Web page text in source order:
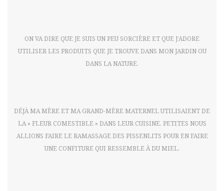
ON VA DIRE QUE JE SUIS UN PEU SORCIÈRE ET QUE J’ADORE
UTILISER LES PRODUITS QUE JE TROUVE DANS MON JARDIN OU
DANS LA NATURE.
DÉJÀ MA MÈRE ET MA GRAND-MÈRE MATERNEL UTILISAIENT DE
LA » FLEUR COMESTIBLE » DANS LEUR CUISINE. PETITES NOUS
ALLIONS FAIRE LE RAMASSAGE DES PISSENLITS POUR EN FAIRE
UNE CONFITURE QUI RESSEMBLE À DU MIEL.